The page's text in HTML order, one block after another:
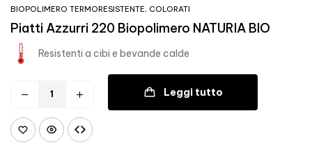
BIOPOLIMERO TERMORESISTENTE, COLORATI
Piatti Azzurri 220 Biopolimero NATURIA BIO
Resistenti a cibi e bevande calde
Leggi tutto